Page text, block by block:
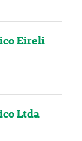
Eireli
Ltda